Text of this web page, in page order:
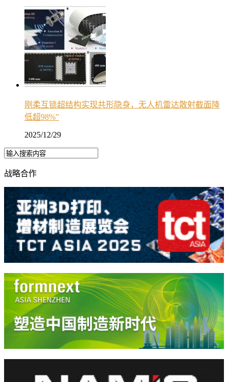
刚柔互锁超结构实现共形隐身，无人机雷达散射截面降
低超98%”
2025/12/29
战略合作